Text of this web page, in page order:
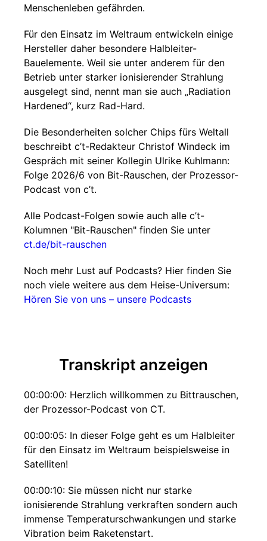
Menschenleben gefährden.
Für den Einsatz im Weltraum entwickeln einige
Hersteller daher besondere Halbleiter-
Bauelemente. Weil sie unter anderem für den
Betrieb unter starker ionisierender Strahlung
ausgelegt sind, nennt man sie auch „Radiation
Hardened“, kurz Rad-Hard.
Die Besonderheiten solcher Chips fürs Weltall
beschreibt c’t-Redakteur Christof Windeck im
Gespräch mit seiner Kollegin Ulrike Kuhlmann:
Folge 2026/6 von Bit-Rauschen, der Prozessor-
Podcast von c’t.
Alle Podcast-Folgen sowie auch alle c’t-
Kolumnen "Bit-Rauschen" finden Sie unter
ct.de/bit-rauschen
Noch mehr Lust auf Podcasts? Hier finden Sie
noch viele weitere aus dem Heise-Universum:
Hören Sie von uns – unsere Podcasts
Transkript anzeigen
00:00:00: Herzlich willkommen zu Bittrauschen,
der Prozessor-Podcast von CT.
00:00:05: In dieser Folge geht es um Halbleiter
für den Einsatz im Weltraum beispielsweise in
Satelliten!
00:00:10: Sie müssen nicht nur starke
ionisierende Strahlung verkraften sondern auch
immense Temperaturschwankungen und starke
Vibration beim Raketenstart.